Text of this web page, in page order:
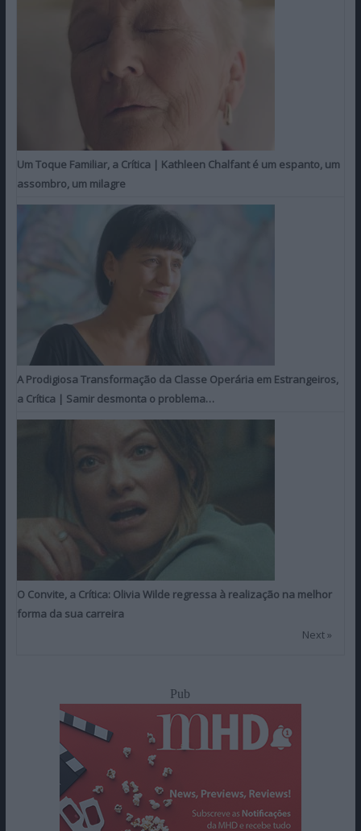
Um Toque Familiar, a Crítica | Kathleen Chalfant é um espanto, um
assombro, um milagre
A Prodigiosa Transformação da Classe Operária em Estrangeiros,
a Crítica | Samir desmonta o problema…
O Convite, a Crítica: Olivia Wilde regressa à realização na melhor
forma da sua carreira
Next »
Pub